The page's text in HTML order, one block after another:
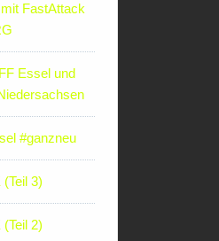
FastAttack
Essel und
#ganzneu
3)
2)